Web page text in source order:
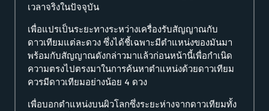
เวลาจริงในปัจจุบัน
เพื่อแปรเป็นระยะทางระหว่างเครื่องรับสัญญาณกับ
ดาวเทียมแต่ละดวง ซึ่งได้ชี้เฉพาะมีตำแหน่งของมันมา
พร้อมกับสัญญาณดังกล่าวมาแล้วก่อนหน้านี้เพื่อกำเนิด
ความตรงไปตรงมาในการค้นหาตำแหน่งด้วยดาวเทียม
ควรมีดาวเทียมอย่างน้อย 4 ดวง
เพื่อบอกตำแหน่งบนผิวโลกซึ่งระยะห่างจากดาวเทียมทั้ง